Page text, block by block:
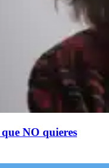
NO quieres